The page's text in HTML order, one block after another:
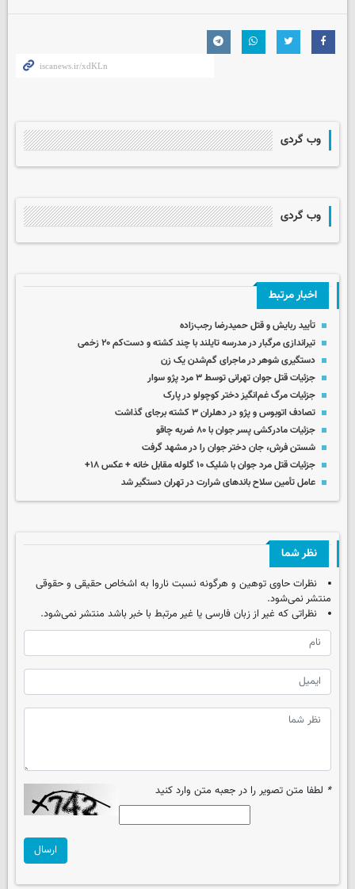
وب گردی
وب گردی
اخبار مرتبط
تأیید ربایش و قتل حمیدرضا رجب‌زاده
تیراندازی مرگبار در مدرسه‌ تایلند با چند کشته و دست‌کم ۲۰ زخمی
دستگیری شوهر در ماجرای گم‌شدن یک زن
جزئیات قتل جوان تهرانی توسط ۳ مرد پژو سوار
جزئیات مرگ غم‌انگیز دختر کوچولو در پارک
تصادف اتوبوس و پژو در دهلران ۳ کشته برجای گذاشت
جزئیات مادرکشی پسر جوان با ۸۰ ضربه چاقو
شستن فرش، جان دختر جوان را در مشهد گرفت
جزئیات قتل مرد جوان با شلیک ۱۰ گلوله مقابل خانه + عکس ۱۸+
عامل تأمین سلاح باندهای شرارت در تهران دستگیر شد
نظر شما
نظرات حاوی توهین و هرگونه نسبت ناروا به اشخاص حقیقی و حقوقی
منتشر نمی‌شود.
نظراتی که غیر از زبان فارسی یا غیر مرتبط با خبر باشد منتشر نمی‌شود.
* لطفا متن تصویر را در جعبه متن وارد کنید
ارسال